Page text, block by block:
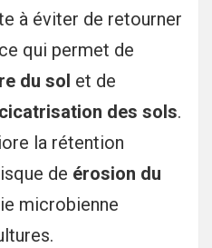
à éviter de retourner
qui permet de
du sol et de
cicatrisation des sols.
la rétention
de érosion du
microbienne